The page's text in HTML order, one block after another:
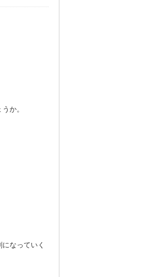
か。
なっていく